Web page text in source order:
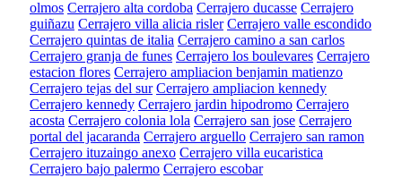
olmos Cerrajero alta cordoba Cerrajero ducasse Cerrajero
guiñazu Cerrajero villa alicia risler Cerrajero valle escondido
Cerrajero quintas de italia Cerrajero camino a san carlos
Cerrajero granja de funes Cerrajero los boulevares Cerrajero
estacion flores Cerrajero ampliacion benjamin matienzo
Cerrajero tejas del sur Cerrajero ampliacion kennedy
Cerrajero kennedy Cerrajero jardin hipodromo Cerrajero
acosta Cerrajero colonia lola Cerrajero san jose Cerrajero
portal del jacaranda Cerrajero arguello Cerrajero san ramon
Cerrajero ituzaingo anexo Cerrajero villa eucaristica
Cerrajero bajo palermo Cerrajero escobar